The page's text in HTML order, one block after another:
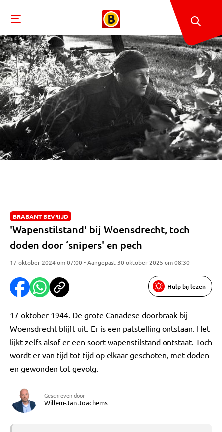
BRABANT BEVRIJD
'Wapenstilstand' bij Woensdrecht, toch
doden door ‘snipers' en pech
17 oktober 2024 om 07:00 • Aangepast 30 oktober 2025 om 08:30
Hulp bij lezen
17 oktober 1944. De grote Canadese doorbraak bij
Woensdrecht blijft uit. Er is een patstelling ontstaan. Het
lijkt zelfs alsof er een soort wapenstilstand ontstaat. Toch
wordt er van tijd tot tijd op elkaar geschoten, met doden
en gewonden tot gevolg.
Geschreven door
Willem-Jan Joachems